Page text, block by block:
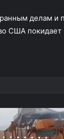
делам и
США покидает